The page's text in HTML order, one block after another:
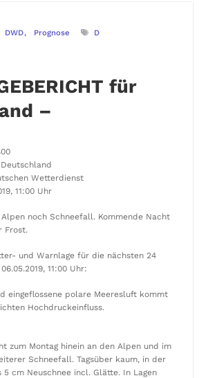
DWD Prognose D
für
–
Wetterdienst
11:00 Uhr
noch Schneefall. Kommende Nacht
Frost.
und Warnlage für die nächsten 24
11:00 Uhr:
eingeflossene polare Meeresluft kommt
Hochdruckeinfluss.
zum Montag hinein an den Alpen und im
Schneefall. Tagsüber kaum, in der
5 cm Neuschnee incl. Glätte. In Lagen